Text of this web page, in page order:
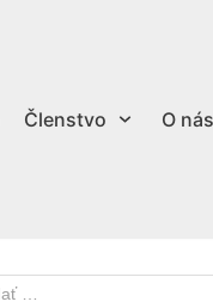
Členstvo O nás